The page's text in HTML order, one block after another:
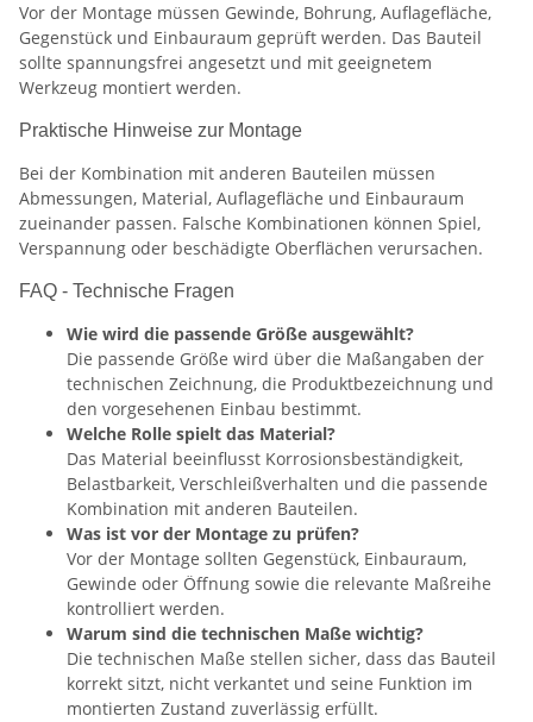
Vor der Montage müssen Gewinde, Bohrung, Auflagefläche,
Gegenstück und Einbauraum geprüft werden. Das Bauteil
sollte spannungsfrei angesetzt und mit geeignetem
Werkzeug montiert werden.
Praktische Hinweise zur Montage
Bei der Kombination mit anderen Bauteilen müssen
Abmessungen, Material, Auflagefläche und Einbauraum
zueinander passen. Falsche Kombinationen können Spiel,
Verspannung oder beschädigte Oberflächen verursachen.
FAQ - Technische Fragen
Wie wird die passende Größe ausgewählt?
Die passende Größe wird über die Maßangaben der
technischen Zeichnung, die Produktbezeichnung und
den vorgesehenen Einbau bestimmt.
Welche Rolle spielt das Material?
Das Material beeinflusst Korrosionsbeständigkeit,
Belastbarkeit, Verschleißverhalten und die passende
Kombination mit anderen Bauteilen.
Was ist vor der Montage zu prüfen?
Vor der Montage sollten Gegenstück, Einbauraum,
Gewinde oder Öffnung sowie die relevante Maßreihe
kontrolliert werden.
Warum sind die technischen Maße wichtig?
Die technischen Maße stellen sicher, dass das Bauteil
korrekt sitzt, nicht verkantet und seine Funktion im
montierten Zustand zuverlässig erfüllt.